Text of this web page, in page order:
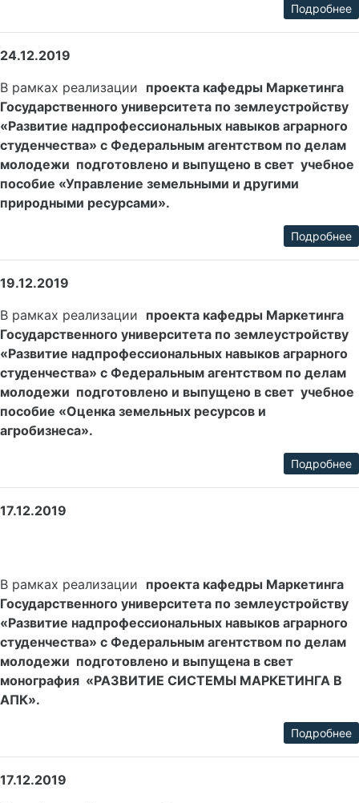
Подробнее
24.12.2019
В рамках реализации проекта кафедры Маркетинга
Государственного университета по землеустройству
«Развитие надпрофессиональных навыков аграрного
студенчества» с Федеральным агентством по делам
молодежи подготовлено и выпущено в свет учебное
пособие «Управление земельными и другими
природными ресурсами».
Подробнее
19.12.2019
В рамках реализации проекта кафедры Маркетинга
Государственного университета по землеустройству
«Развитие надпрофессиональных навыков аграрного
студенчества» с Федеральным агентством по делам
молодежи подготовлено и выпущено в свет учебное
пособие «Оценка земельных ресурсов и
агробизнеса».
Подробнее
17.12.2019
В рамках реализации проекта кафедры Маркетинга
Государственного университета по землеустройству
«Развитие надпрофессиональных навыков аграрного
студенчества» с Федеральным агентством по делам
молодежи подготовлено и выпущена в свет
монография «РАЗВИТИЕ СИСТЕМЫ МАРКЕТИНГА В
АПК».
Подробнее
17.12.2019